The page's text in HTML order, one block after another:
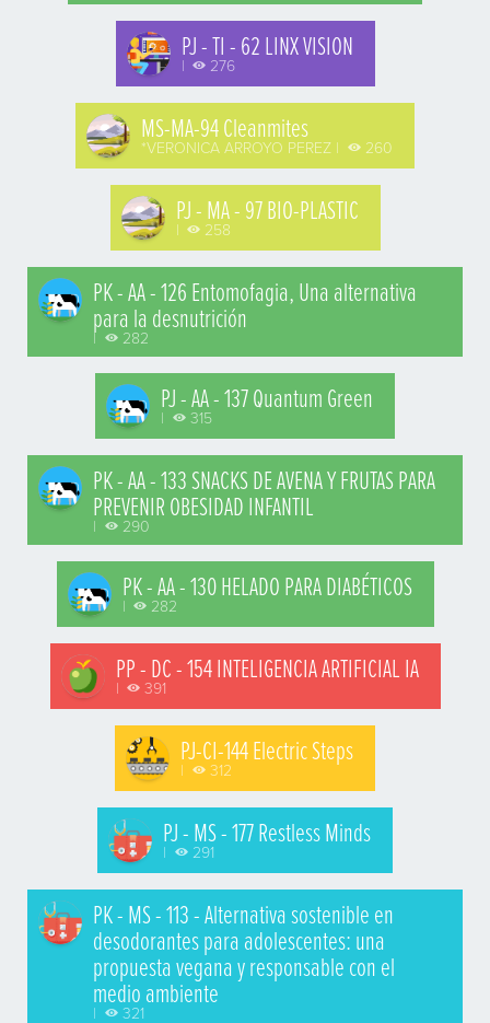
PJ - TI - 62 LINX VISION
| 276
MS-MA-94 Cleanmites
*VERONICA ARROYO PEREZ | 260
PJ - MA - 97 BIO-PLASTIC
| 258
PK - AA - 126 Entomofagia, Una alternativa
para la desnutrición
| 282
PJ - AA - 137 Quantum Green
| 315
PK - AA - 133 SNACKS DE AVENA Y FRUTAS PARA
PREVENIR OBESIDAD INFANTIL
| 290
PK - AA - 130 HELADO PARA DIABÉTICOS
| 282
PP - DC - 154 INTELIGENCIA ARTIFICIAL IA
| 391
PJ-CI-144 Electric Steps
| 312
PJ - MS - 177 Restless Minds
| 291
PK - MS - 113 - Alternativa sostenible en
desodorantes para adolescentes: una
propuesta vegana y responsable con el
medio ambiente
| 321